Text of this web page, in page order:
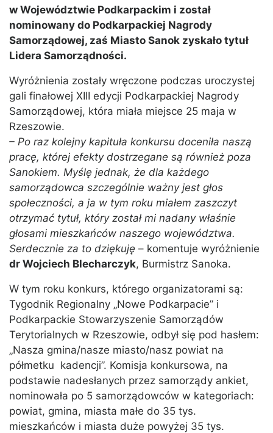
w Województwie Podkarpackim i został
nominowany do Podkarpackiej Nagrody
Samorządowej, zaś Miasto Sanok zyskało tytuł
Lidera Samorządności.
Wyróżnienia zostały wręczone podczas uroczystej
gali finałowej XIII edycji Podkarpackiej Nagrody
Samorządowej, która miała miejsce 25 maja w
Rzeszowie.
– Po raz kolejny kapituła konkursu doceniła naszą
pracę, której efekty dostrzegane są również poza
Sanokiem. Myślę jednak, że dla każdego
samorządowca szczególnie ważny jest głos
społeczności, a ja w tym roku miałem zaszczyt
otrzymać tytuł, który został mi nadany właśnie
głosami mieszkańców naszego województwa.
Serdecznie za to dziękuję – komentuje wyróżnienie
dr Wojciech Blecharczyk, Burmistrz Sanoka.
W tym roku konkurs, którego organizatorami są:
Tygodnik Regionalny „Nowe Podkarpacie” i
Podkarpackie Stowarzyszenie Samorządów
Terytorialnych w Rzeszowie, odbył się pod hasłem:
„Nasza gmina/nasze miasto/nasz powiat na
półmetku kadencji”. Komisja konkursowa, na
podstawie nadesłanych przez samorządy ankiet,
nominowała po 5 samorządowców w kategoriach:
powiat, gmina, miasta małe do 35 tys.
mieszkańców i miasta duże powyżej 35 tys.